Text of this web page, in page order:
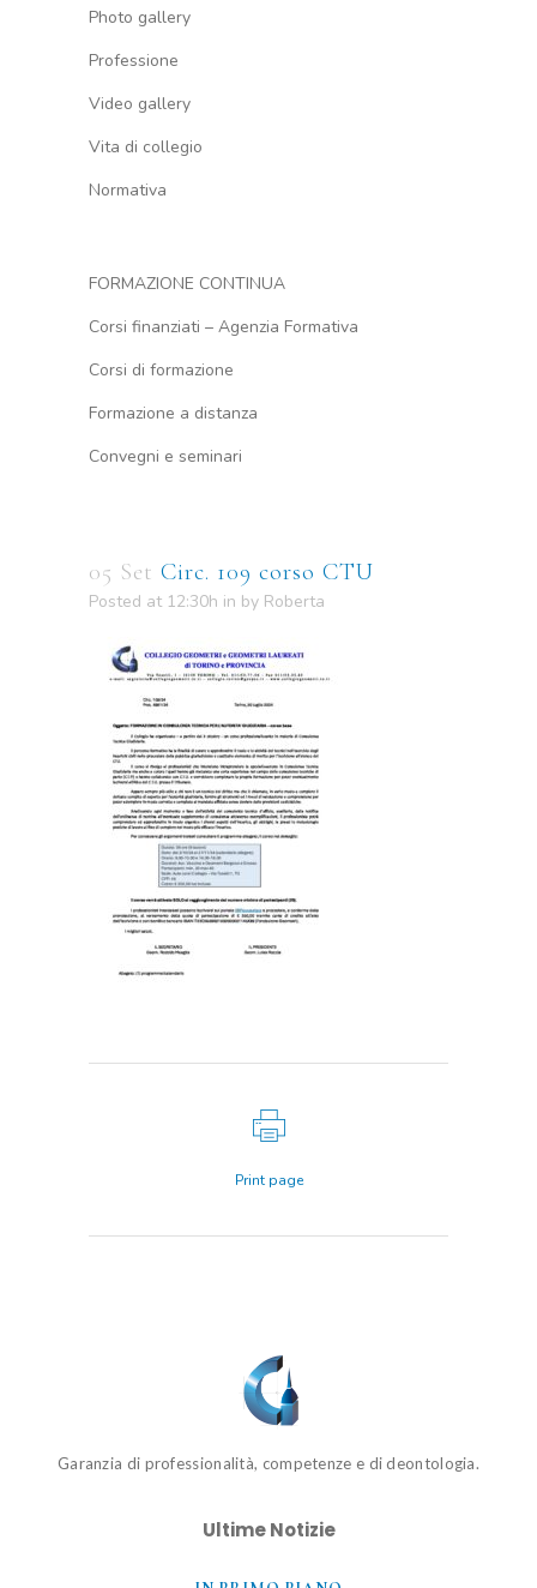
Photo gallery
Professione
Video gallery
Vita di collegio
Normativa
FORMAZIONE CONTINUA
Corsi finanziati – Agenzia Formativa
Corsi di formazione
Formazione a distanza
Convegni e seminari
05 Set Circ. 109 corso CTU
Posted at 12:30h in by Roberta
Print page
Garanzia di professionalità, competenze e di deontologia.
Ultime Notizie